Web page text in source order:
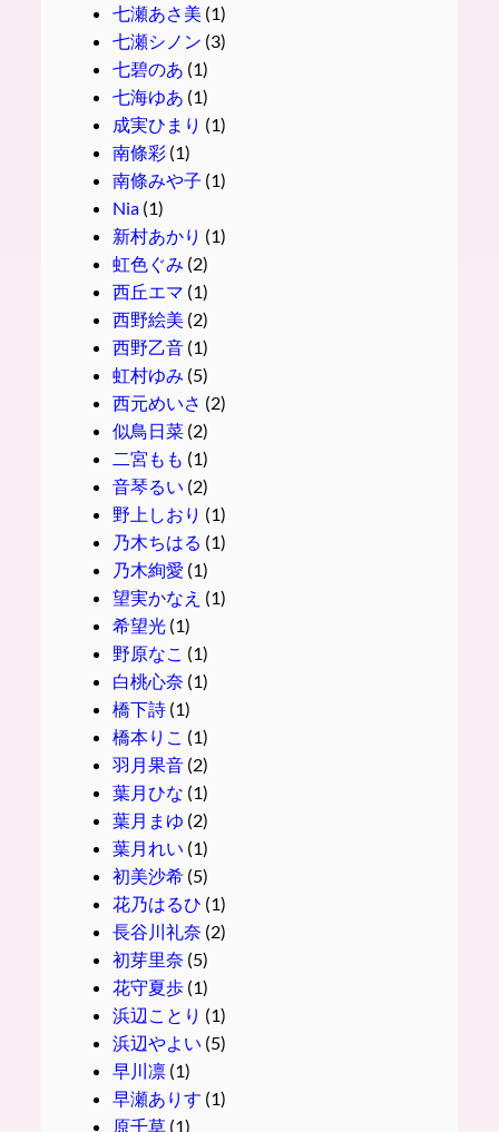
七瀬あさ美 (1)
七瀬シノン (3)
七碧のあ (1)
七海ゆあ (1)
成実ひまり (1)
南條彩(1)
南條みや子 (1)
Nia(1)
新村あかり (1)
虹色ぐみ (2)
西丘エマ (1)
西野絵美 (2)
西野乙音(1)
虹村ゆみ (5)
西元めいさ (2)
似鳥日菜(2)
二宮もも (1)
音琴るい (2)
野上しおり (1)
乃木ちはる (1)
乃木絢愛 (1)
望実かなえ (1)
希望光(1)
野原なこ (1)
白桃心奈 (1)
橋下詩(1)
橋本りこ (1)
羽月果音(2)
葉月ひな (1)
葉月まゆ (2)
葉月れい (1)
初美沙希(5)
花乃はるひ (1)
長谷川礼奈 (2)
初芽里奈 (5)
花守夏歩(1)
浜辺ことり (1)
浜辺やよい (5)
早川凛(1)
早瀬ありす (1)
原千草 (1)